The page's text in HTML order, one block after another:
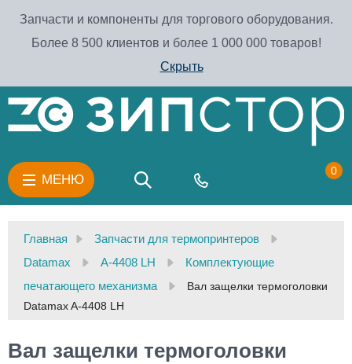
Запчасти и компоненты для торгового оборудования.
Более 8 500 клиентов и более 1 000 000 товаров!
Скрыть
МЕНЮ
0
Главная
Запчасти для термопринтеров
Datamax
A-4408 LH
Комплектующие
печатающего механизма
Вал защелки термоголовки
Datamax A-4408 LH
Вал защелки термоголовки